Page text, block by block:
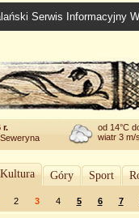
Serwis Informacyjny
r.
od 14°C
wiatr 3 m/
Kultura Góry Sport
2 3 4 5 6 7